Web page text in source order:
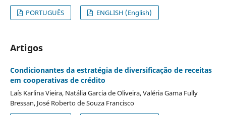
PORTUGUÊS
ENGLISH (English)
Artigos
Condicionantes da estratégia de diversificação de receitas
em cooperativas de crédito
Laís Karlina Vieira, Natália Garcia de Oliveira, Valéria Gama Fully
Bressan, José Roberto de Souza Francisco